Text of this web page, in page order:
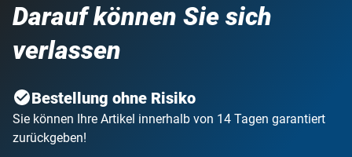
Darauf können Sie sich
verlassen
Bestellung ohne Risiko
Sie können Ihre Artikel innerhalb von 14 Tagen garantiert
zurückgeben!